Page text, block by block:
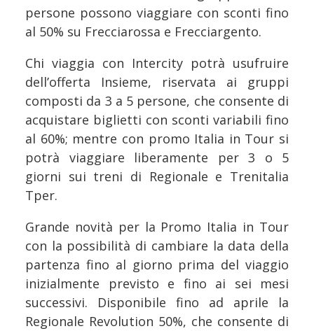
persone possono viaggiare con sconti fino
al 50% su Frecciarossa e Frecciargento.
Chi viaggia con Intercity potrà usufruire
dell’offerta Insieme, riservata ai gruppi
composti da 3 a 5 persone, che consente di
acquistare biglietti con sconti variabili fino
al 60%; mentre con promo Italia in Tour si
potrà viaggiare liberamente per 3 o 5
giorni sui treni di Regionale e Trenitalia
Tper.
Grande novità per la Promo Italia in Tour
con la possibilità di cambiare la data della
partenza fino al giorno prima del viaggio
inizialmente previsto e fino ai sei mesi
successivi. Disponibile fino ad aprile la
Regionale Revolution 50%, che consente di